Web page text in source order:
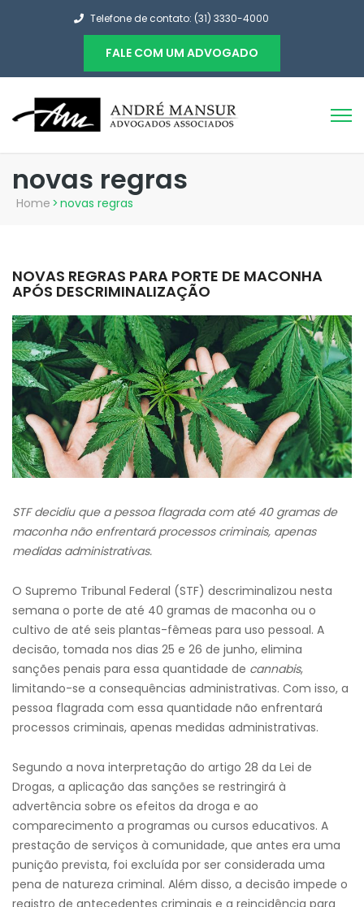
Telefone de contato: (31) 3330-4000
FALE COM UM ADVOGADO
novas regras
Home > novas regras
NOVAS REGRAS PARA PORTE DE MACONHA
APÓS DESCRIMINALIZAÇÃO
STF decidiu que a pessoa flagrada com até 40 gramas de
maconha não enfrentará processos criminais, apenas
medidas administrativas.
O Supremo Tribunal Federal (STF) descriminalizou nesta
semana o porte de até 40 gramas de maconha ou o
cultivo de até seis plantas-fêmeas para uso pessoal. A
decisão, tomada nos dias 25 e 26 de junho, elimina
sanções penais para essa quantidade de cannabis,
limitando-se a consequências administrativas. Com isso, a
pessoa flagrada com essa quantidade não enfrentará
processos criminais, apenas medidas administrativas.
Segundo a nova interpretação do artigo 28 da Lei de
Drogas, a aplicação das sanções se restringirá à
advertência sobre os efeitos da droga e ao
comparecimento a programas ou cursos educativos. A
prestação de serviços à comunidade, que antes era uma
punição prevista, foi excluída por ser considerada uma
pena de natureza criminal. Além disso, a decisão impede o
registro de antecedentes criminais e a reincidência para